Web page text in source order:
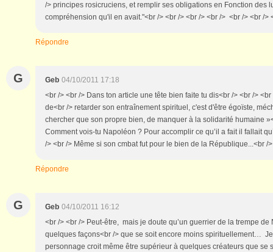
/> principes rosicruciens, et remplir ses obligations en Fonction des
compréhension qu'il en avait."<br /> <br /> <br /> <br /> <br /> <br />
Répondre
G Geb 04/10/2011 17:18
<br /> <br /> Dans ton article une tête bien faite tu dis<br /> <br />
de<br /> retarder son entraînement spirituel, c'est d'être égoïste,
chercher que son propre bien, de manquer à la solidarité humaine
Comment vois-tu Napoléon ? Pour accomplir ce qu’il a fait il fallait
/> <br /> Même si son cmbat fut pour le bien de la République...<br /
Répondre
G Geb 04/10/2011 16:12
<br /> <br /> Peut-être, mais je doute qu’un guerrier de la trempe
quelques façons<br /> que se soit encore moins spirituellement…
personnage croit même être supérieur à quelques créateurs que se